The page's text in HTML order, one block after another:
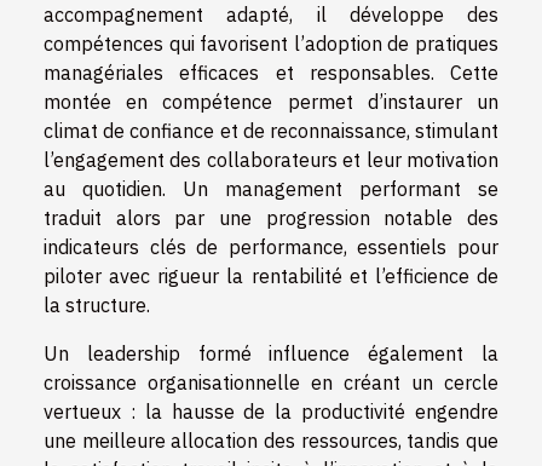
accompagnement adapté, il développe des
compétences qui favorisent l’adoption de pratiques
managériales efficaces et responsables. Cette
montée en compétence permet d’instaurer un
climat de confiance et de reconnaissance, stimulant
l’engagement des collaborateurs et leur motivation
au quotidien. Un management performant se
traduit alors par une progression notable des
indicateurs clés de performance, essentiels pour
piloter avec rigueur la rentabilité et l’efficience de
la structure.
Un leadership formé influence également la
croissance organisationnelle en créant un cercle
vertueux : la hausse de la productivité engendre
une meilleure allocation des ressources, tandis que